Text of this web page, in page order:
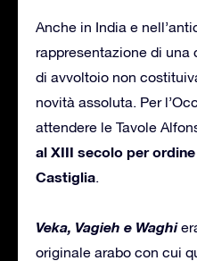
Anche in India e
rappresentazione di
di avvoltoio non
novità assoluta. Per
attendere le Tavole
al XIII secolo per
Castiglia.
Veka, Vagieh e Waghi
originale arabo con cui